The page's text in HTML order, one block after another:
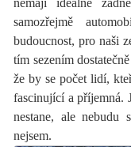
nemají ideálně
samozřejmě
budoucnost, pro naši
tím sezením
že by se počet lidí,
fascinující a příjemná.
nestane, ale
nejsem.